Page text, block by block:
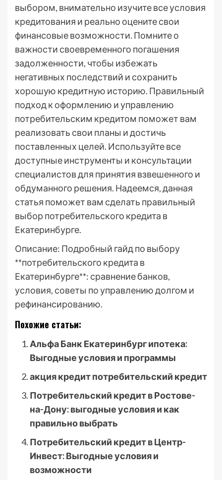
выбором, внимательно изучите все условия
кредитования и реально оцените свои
финансовые возможности. Помните о
важности своевременного погашения
задолженности, чтобы избежать
негативных последствий и сохранить
хорошую кредитную историю. Правильный
подход к оформлению и управлению
потребительским кредитом поможет вам
реализовать свои планы и достичь
поставленных целей. Используйте все
доступные инструменты и консультации
специалистов для принятия взвешенного и
обдуманного решения. Надеемся, данная
статья поможет вам сделать правильный
выбор потребительского кредита в
Екатеринбурге.
Описание: Подробный гайд по выбору
**потребительского кредита в
Екатеринбурге**: сравнение банков,
условия, советы по управлению долгом и
рефинансированию.
Похожие статьи:
Альфа Банк Екатеринбург ипотека:
Выгодные условия и программы
акция кредит потребительский кредит
Потребительский кредит в Ростове-
на-Дону: выгодные условия и как
правильно выбрать
Потребительский кредит в Центр-
Инвест: Выгодные условия и
возможности